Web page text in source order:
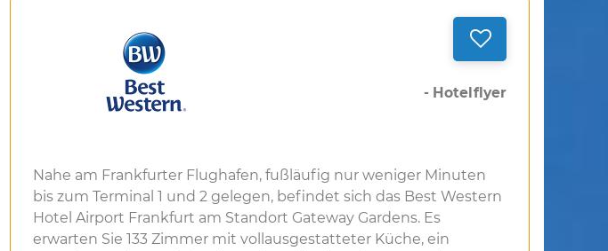
- Hotelflyer
Nahe am Frankfurter Flughafen, fußläufig nur weniger Minuten
bis zum Terminal 1 und 2 gelegen, befindet sich das Best Western
Hotel Airport Frankfurt am Standort Gateway Gardens. Es
erwarten Sie 133 Zimmer mit vollausgestatteter Küche, ein